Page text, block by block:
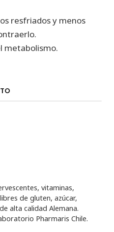
resfriados y menos
metabolismo.
vitaminas,
de gluten, azúcar,
alta calidad Alemana.
Pharmaris Chile.